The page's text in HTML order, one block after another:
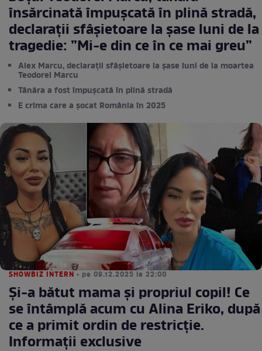
însărcinată împușcată în plină stradă,
declarații sfâșietoare la șase luni de la
tragedie: ”Mi-e din ce în ce mai greu”
Alex Marcu, declarații sfâșietoare la șase luni de la moartea
Teodorei Marcu
Tânăra a fost împușcată în plină stradă
E crima care a șocat România în 2025
SHOWBIZ INTERN • pe 09.12.2025 la 22:00
Și-a bătut mama și propriul copil! Ce
se întâmplă acum cu Alina Eriko, după
ce a primit ordin de restricție.
Informații exclusive